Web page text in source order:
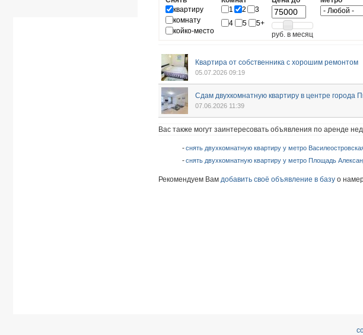
квартиру
комнату
койко-место
1
2
3
4
5 5+
руб. в месяц
Квартира от собственника с хорошим ремонтом
05.07.2026 09:19
Сдам двухкомнатную квартиру в центре города
07.06.2026 11:39
Вас также могут заинтересовать объявления по аренде
снять двухкомнатную квартиру у метро
снять двухкомнатную квартиру у метро Площадь
Рекомендуем Вам добавить своё объявление в базу о